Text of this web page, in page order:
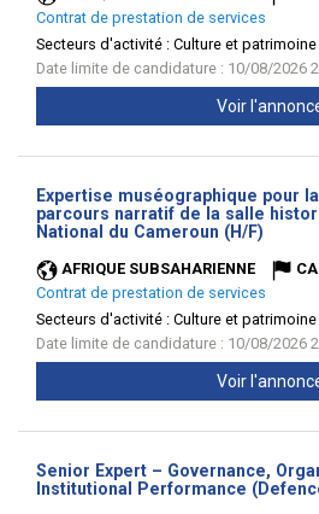
Contrat de prestation de services
Secteurs d'activité : Culture et patrimoine
Date limite de candidature : 10/08/2026
Voir
Expertise muséographique pour
parcours narratif de la salle
National du Cameroun (H/F)
AFRIQUE SUBSAHARIENNE
Contrat de prestation de services
Secteurs d'activité : Culture et patrimoine
Date limite de candidature : 10/08/2026
Voir
Senior Expert – Governance,
Institutional Performance